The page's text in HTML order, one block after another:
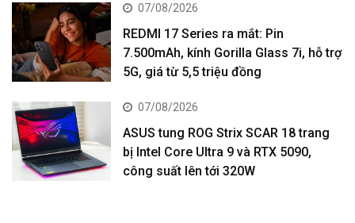
07/08/2026
REDMI 17 Series ra mắt: Pin
7.500mAh, kính Gorilla Glass 7i, hỗ trợ
5G, giá từ 5,5 triệu đồng
07/08/2026
ASUS tung ROG Strix SCAR 18 trang
bị Intel Core Ultra 9 và RTX 5090,
công suất lên tới 320W